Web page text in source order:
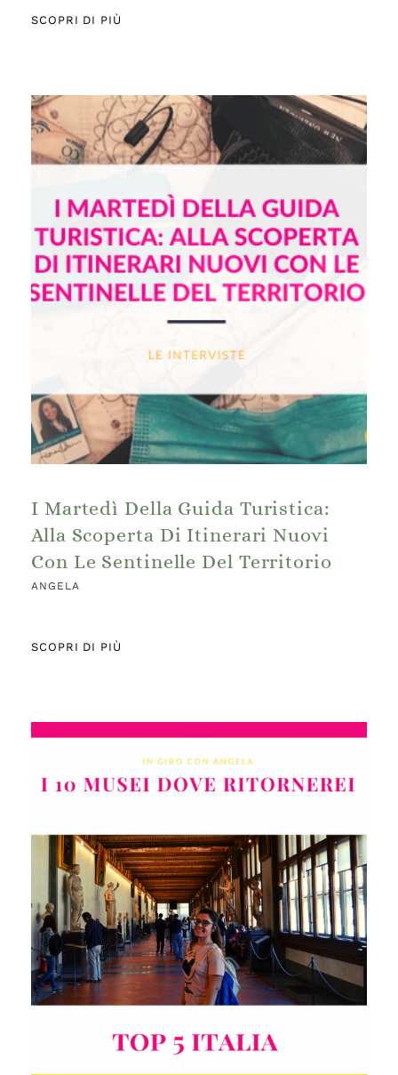
SCOPRI DI PIÙ
I Martedì Della Guida Turistica:
Alla Scoperta Di Itinerari Nuovi
Con Le Sentinelle Del Territorio
ANGELA
SCOPRI DI PIÙ